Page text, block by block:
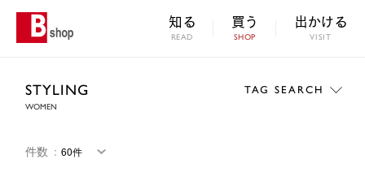
知る
READ
買う
SHOP
出かける
VISIT
STYLING
WOMEN
TAG SEARCH
件数 ：